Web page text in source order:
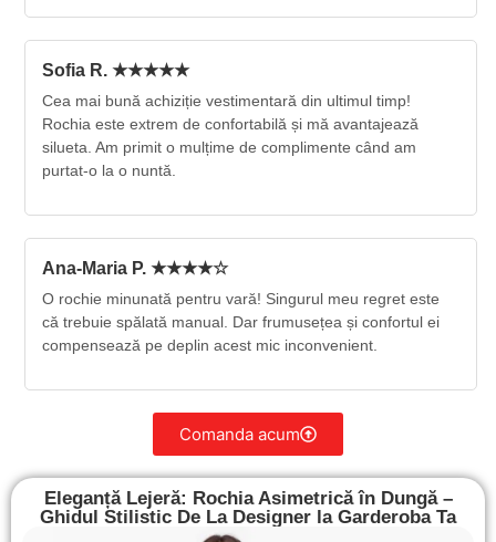
Sofia R. ★★★★★
Cea mai bună achiziție vestimentară din ultimul timp!
Rochia este extrem de confortabilă și mă avantajează
silueta. Am primit o mulțime de complimente când am
purtat-o la o nuntă.
Ana-Maria P. ★★★★☆
O rochie minunată pentru vară! Singurul meu regret este
că trebuie spălată manual. Dar frumusețea și confortul ei
compensează pe deplin acest mic inconvenient.
Comanda acum
Eleganță Lejeră: Rochia Asimetrică în Dungă –
Ghidul Stilistic De La Designer la Garderoba Ta